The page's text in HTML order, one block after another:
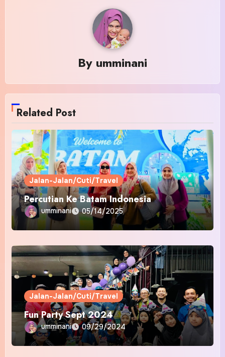
By umminani
Related Post
Jalan-Jalan/Cuti/Travel
Percutian Ke Batam Indonesia
umminani 05/14/2025
Jalan-Jalan/Cuti/Travel
Fun Party Sept 2024
umminani 09/29/2024